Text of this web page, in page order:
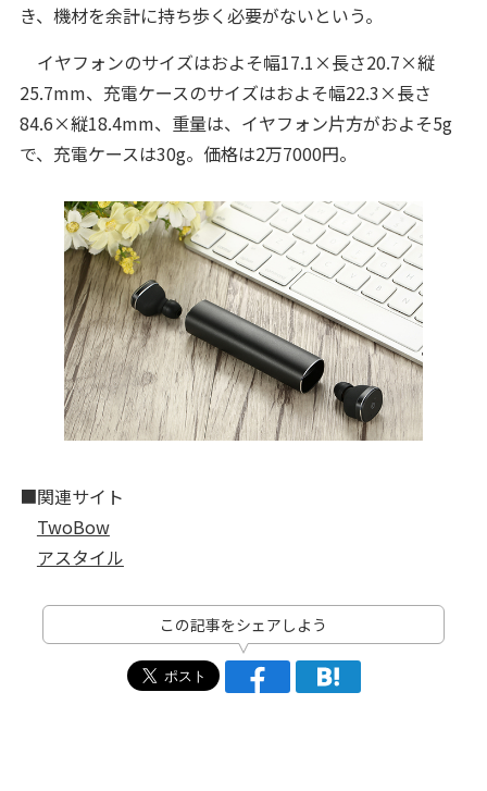
き、機材を余計に持ち歩く必要がないという。
イヤフォンのサイズはおよそ幅17.1×長さ20.7×縦
25.7mm、充電ケースのサイズはおよそ幅22.3×長さ
84.6×縦18.4mm、重量は、イヤフォン片方がおよそ5g
で、充電ケースは30g。価格は2万7000円。
■関連サイト
TwoBow
アスタイル
この記事をシェアしよう